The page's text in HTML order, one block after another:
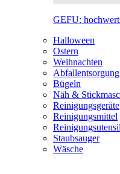
GEFU:
Halloween
Ostern
Weihnachten
Abfallentsorgung
Bügeln
Näh &
Reinigungsgeräte
Reinigungsmittel
Staubsauger
Wäsche